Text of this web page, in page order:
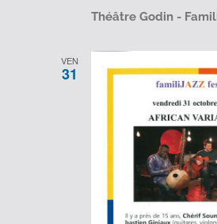
Théâtre Godin -
VEN
31